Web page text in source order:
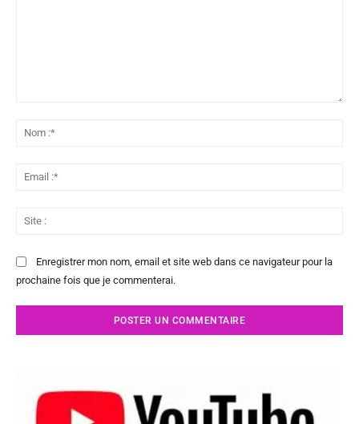
Enregistrer mon nom, email et site web dans ce navigateur pour la
prochaine fois que je commenterai.